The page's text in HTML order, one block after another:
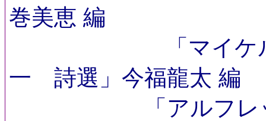
巻美恵 編
「マイケル・ハ
一 詩選」今福龍太 編
「 アルフ